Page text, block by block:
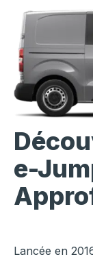
e-
Lancée en